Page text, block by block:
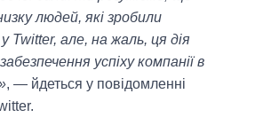
людей, які зробили
Twitter, але, на жаль, ця дія
успіху компанії в
, — йдеться у повідомленні